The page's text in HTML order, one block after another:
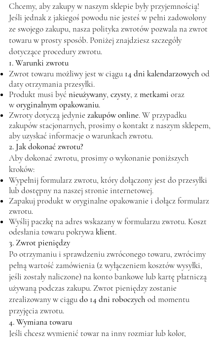
Chcemy, aby zakupy w naszym sklepie były przyjemnością!
Jeśli jednak z jakiegoś powodu nie jesteś w pełni zadowolony
ze swojego zakupu, nasza polityka zwrotów pozwala na zwrot
towaru w prosty sposób. Poniżej znajdziesz szczegóły
dotyczące procedury zwrotu.
1. Warunki zwrotu
Zwrot towaru możliwy jest w ciągu 14 dni kalendarzowych od
daty otrzymania przesyłki.
Produkt musi być nieużywany, czysty, zmetkami oraz
woryginalnym opakowaniu.
Zwroty dotyczą jedynie zakupów online. W przypadku
zakupów stacjonarnych, prosimy o kontakt z naszym sklepem,
aby uzyskać informacje o warunkach zwrotu.
2. Jak dokonać zwrotu?
Aby dokonać zwrotu, prosimy o wykonanie poniższych
kroków:
Wypełnij formularz zwrotu, który dołączony jest do przesyłki
lub dostępny na naszej stronie internetowej.
Zapakuj produkt w oryginalne opakowanie i dołącz formularz
zwrotu.
Wyślij paczkę na adres wskazany w formularzu zwrotu. Koszt
odesłania towaru pokrywaklient.
3. Zwrot pieniędzy
Po otrzymaniu i sprawdzeniu zwróconego towaru, zwrócimy
pełną wartość zamówienia (z wyłączeniem kosztów wysyłki,
jeśli zostały naliczone) na konto bankowe lub kartę płatniczą
używaną podczas zakupu. Zwrot pieniędzy zostanie
zrealizowany w ciągudo 14 dni roboczych od momentu
przyjęcia zwrotu.
4. Wymiana towaru
Jeśli chcesz wymienić towar na inny rozmiar lub kolor,